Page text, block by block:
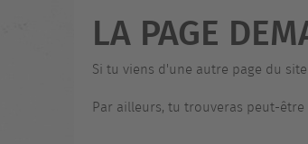
LA PAGE
Si tu viens d'une autre page du
Par ailleurs, tu trouveras peut-